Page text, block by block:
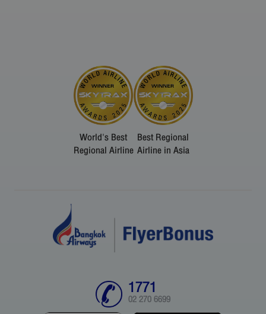
World's Best
Regional Airline
Best Regional
Airline in Asia
1771
02 270 6699